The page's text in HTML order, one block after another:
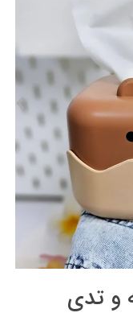
و تدی